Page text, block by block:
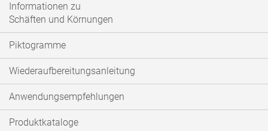
Informationen zu
Schäften und Körnungen
Piktogramme
Wiederaufbereitungsanleitung
Anwendungsempfehlungen
Produktkataloge